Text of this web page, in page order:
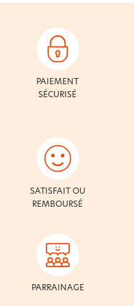
PAIEMENT
SÉCURISÉ
SATISFAIT OU
REMBOURSÉ
PARRAINAGE